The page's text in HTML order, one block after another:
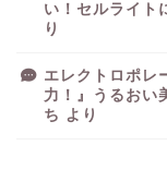
い！セルライト
り
エレクトロポレ
力！』うるおい
ち より